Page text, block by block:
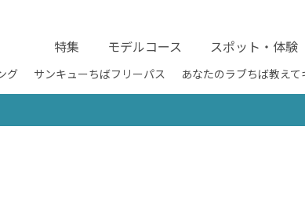
特集 モデルコース スポット・体験
グ サンキューちばフリーパス あなたのラブちば教えて